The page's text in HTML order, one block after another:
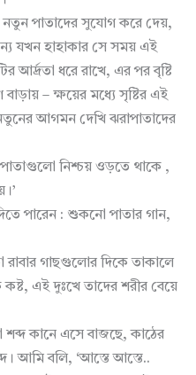
নতুন পাতাদের সুযোগ করে দেয়,
যখন হাহাকার সে সময় এই
আর্দ্রতা ধরে রাখে, এর পর বৃষ্টি
– ক্ষয়ের মধ্যে সৃষ্টির এই
আগমন দেখি ঝরাপাতাদের
নিশ্চয় ওড়তে থাকে ,
পারেন : শুকনো পাতার গান,
রাবার গাছগুলোর দিকে তাকালে
এই দুঃখে তাদের শরীর বেয়ে
কানে এসে বাজছে, কাঠের
আমি বলি, ‘আস্তে আস্তে..